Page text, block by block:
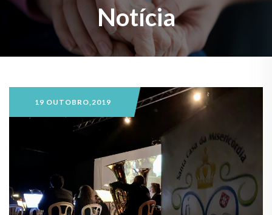
Notícia
19 OUTOBRO,2019